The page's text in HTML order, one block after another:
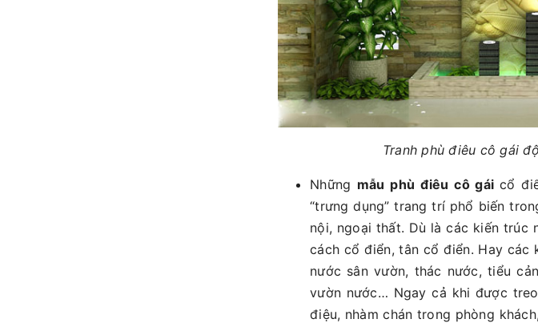
Tranh phù điêu cô gái
Những mẫu phù điêu cô gái cổ
“trưng dụng” trang trí phổ biến
nội, ngoại thất. Dù là các kiến trúc
cách cổ điển, tân cổ điển. Hay các
nước sân vườn, thác nước, tiểu
vườn nước… Ngay cả khi được
điệu, nhàm chán trong phòng